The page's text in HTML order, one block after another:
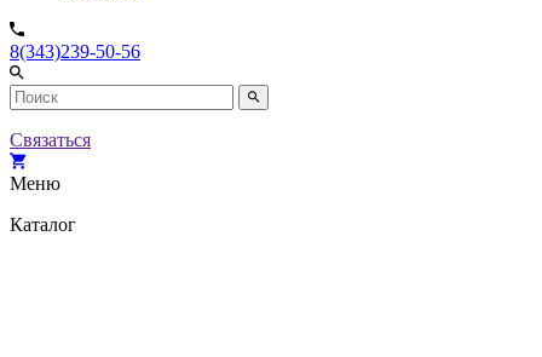
8(343)239-50-56
Связаться
Меню
Каталог